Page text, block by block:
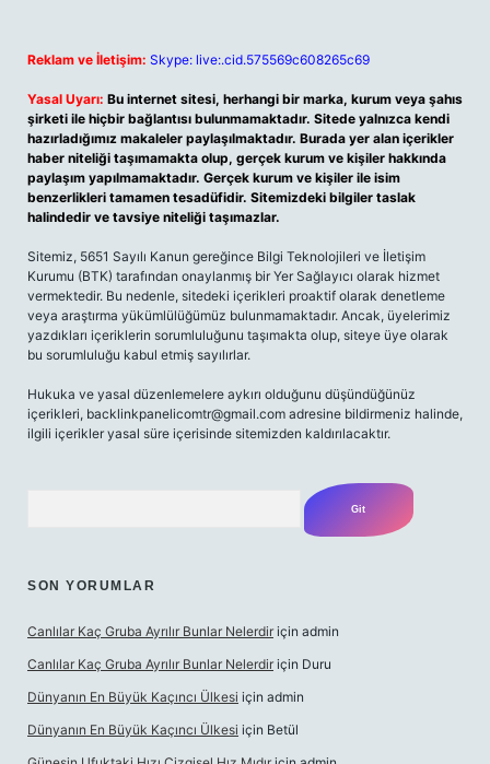
Reklam ve İletişim: Skype: live:.cid.575569c608265c69
Yasal Uyarı: Bu internet sitesi, herhangi bir marka, kurum veya şahıs
şirketi ile hiçbir bağlantısı bulunmamaktadır. Sitede yalnızca kendi
hazırladığımız makaleler paylaşılmaktadır. Burada yer alan içerikler
haber niteliği taşımamakta olup, gerçek kurum ve kişiler hakkında
paylaşım yapılmamaktadır. Gerçek kurum ve kişiler ile isim
benzerlikleri tamamen tesadüfidir. Sitemizdeki bilgiler taslak
halindedir ve tavsiye niteliği taşımazlar.
Sitemiz, 5651 Sayılı Kanun gereğince Bilgi Teknolojileri ve İletişim
Kurumu (BTK) tarafından onaylanmış bir Yer Sağlayıcı olarak hizmet
vermektedir. Bu nedenle, sitedeki içerikleri proaktif olarak denetleme
veya araştırma yükümlülüğümüz bulunmamaktadır. Ancak, üyelerimiz
yazdıkları içeriklerin sorumluluğunu taşımakta olup, siteye üye olarak
bu sorumluluğu kabul etmiş sayılırlar.
Hukuka ve yasal düzenlemelere aykırı olduğunu düşündüğünüz
içerikleri, backlinkpanelicomtr@gmail.com adresine bildirmeniz halinde,
ilgili içerikler yasal süre içerisinde sitemizden kaldırılacaktır.
SON YORUMLAR
Canlılar Kaç Gruba Ayrılır Bunlar Nelerdir için admin
Canlılar Kaç Gruba Ayrılır Bunlar Nelerdir için Duru
Dünyanın En Büyük Kaçıncı Ülkesi için admin
Dünyanın En Büyük Kaçıncı Ülkesi için Betül